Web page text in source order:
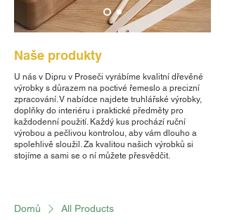
Naše produkty
U nás v Dipru v Proseči vyrábíme kvalitní dřevěné
výrobky s důrazem na poctivé řemeslo a precizní
zpracování. V nabídce najdete truhlářské výrobky,
doplňky do interiéru i praktické předměty pro
každodenní použití. Každý kus prochází ruční
výrobou a pečlivou kontrolou, aby vám dlouho a
spolehlivě sloužil. Za kvalitou našich výrobků si
stojíme a sami se o ní můžete přesvědčit.
Domů All Products